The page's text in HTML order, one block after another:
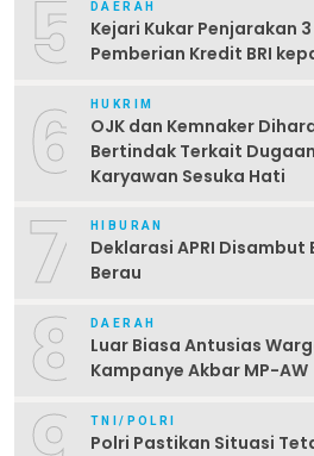
5 DAERAH
Kejari Kukar Penjarakan
Pemberian Kredit BRI
6 HUKRIM
OJK dan Kemnaker
Bertindak Terkait
Karyawan Sesuka Hati
7 HIBURAN
Deklarasi APRI Disambut
Berau
8 DAERAH
Luar Biasa Antusias
Kampanye Akbar MP-AW
TNI/POLRI
Polri Pastikan Situasi